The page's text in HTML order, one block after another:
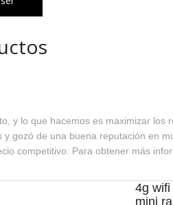
y lo que hacemos es maximizar
gozó de una buena reputación en
competitivo. Para obtener más
4g
mini